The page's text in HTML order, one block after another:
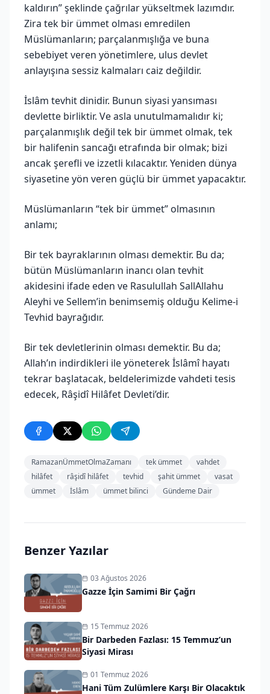
kaldırın” şeklinde çağrılar yükseltmek lazımdır.
Zira tek bir ümmet olması emredilen
Müslümanların; parçalanmışlığa ve buna
sebebiyet veren yönetimlere, ulus devlet
anlayışına sessiz kalmaları caiz değildir.
İslâm tevhit dinidir. Bunun siyasi yansıması
devlette birliktir. Ve asla unutulmamalıdır ki;
parçalanmışlık değil tek bir ümmet olmak, tek
bir halifenin sancağı etrafında bir olmak; bizi
ancak şerefli ve izzetli kılacaktır. Yeniden dünya
siyasetine yön veren güçlü bir ümmet yapacaktır.
Müslümanların “tek bir ümmet” olmasının
anlamı;
Bir tek bayraklarının olması demektir. Bu da;
bütün Müslümanların inancı olan tevhit
akidesini ifade eden ve Rasulullah SallAllahu
Aleyhi ve Sellem’in benimsemiş olduğu Kelime-i
Tevhid bayrağıdır.
Bir tek devletlerinin olması demektir. Bu da;
Allah’ın indirdikleri ile yöneterek İslâmî hayatı
tekrar başlatacak, beldelerimizde vahdeti tesis
edecek, Râşidî Hilâfet Devleti’dir.
RamazanÜmmetOlmaZamanı tek ümmet
vahdet
hilâfet
râşidî hilâfet tevhid şahit ümmet
vasat
ümmet
İslâm ümmet bilinci Gündeme Dair
Benzer Yazılar
03 Ağustos 2026
Gazze İçin Samimi Bir Çağrı
15 Temmuz 2026
Bir Darbeden Fazlası: 15 Temmuz’un
Siyasi Mirası
01 Temmuz 2026
Hani Tüm Zulümlere Karşı Bir Olacaktık